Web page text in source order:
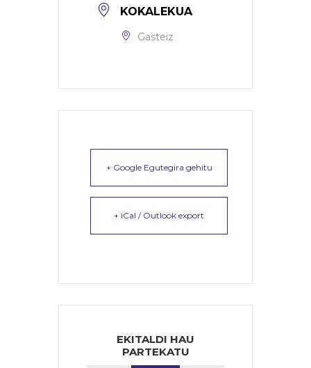
KOKALEKUA
Gasteiz
+ Google Egutegira gehitu
+ iCal / Outlook export
EKITALDI HAU
PARTEKATU